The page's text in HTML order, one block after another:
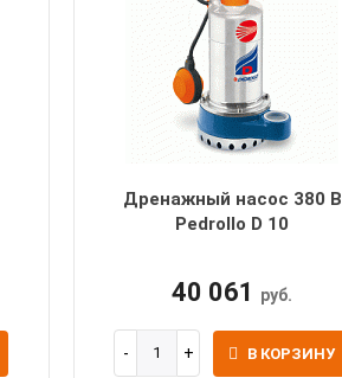
Дренажный насос 380 В
Pedrollo D 10
40 061 руб.
В КОРЗИНУ